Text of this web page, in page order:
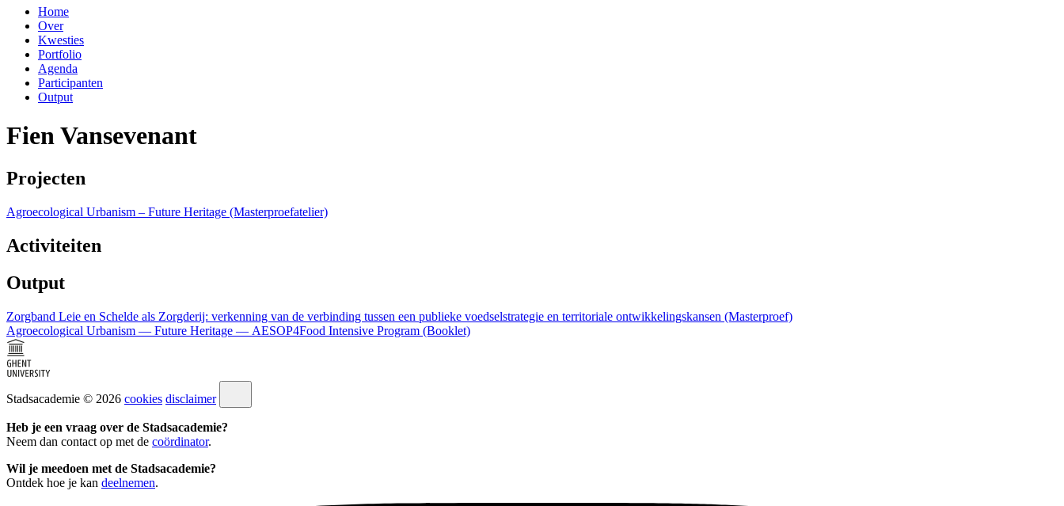
Home
Over
Kwesties
Portfolio
Agenda
Participanten
Output
Fien Vansevenant
Projecten
Agroecological Urbanism – Future Heritage (Masterproefatelier)
Activiteiten
Output
Zorgband Leie en Schelde als Zorgderij: verkenning van de verbinding tussen een publieke voedselstrategie en territoriale ontwikkelingskansen (Masterproef)
Agroecological Urbanism — Future Heritage — AESOP4Food Intensive Program (Booklet)
Stadsacademie © 2026 cookies disclaimer
Heb je een vraag over de Stadsacademie?
Neem dan contact op met de coördinator.
Wil je meedoen met de Stadsacademie?
Ontdek hoe je kan deelnemen.